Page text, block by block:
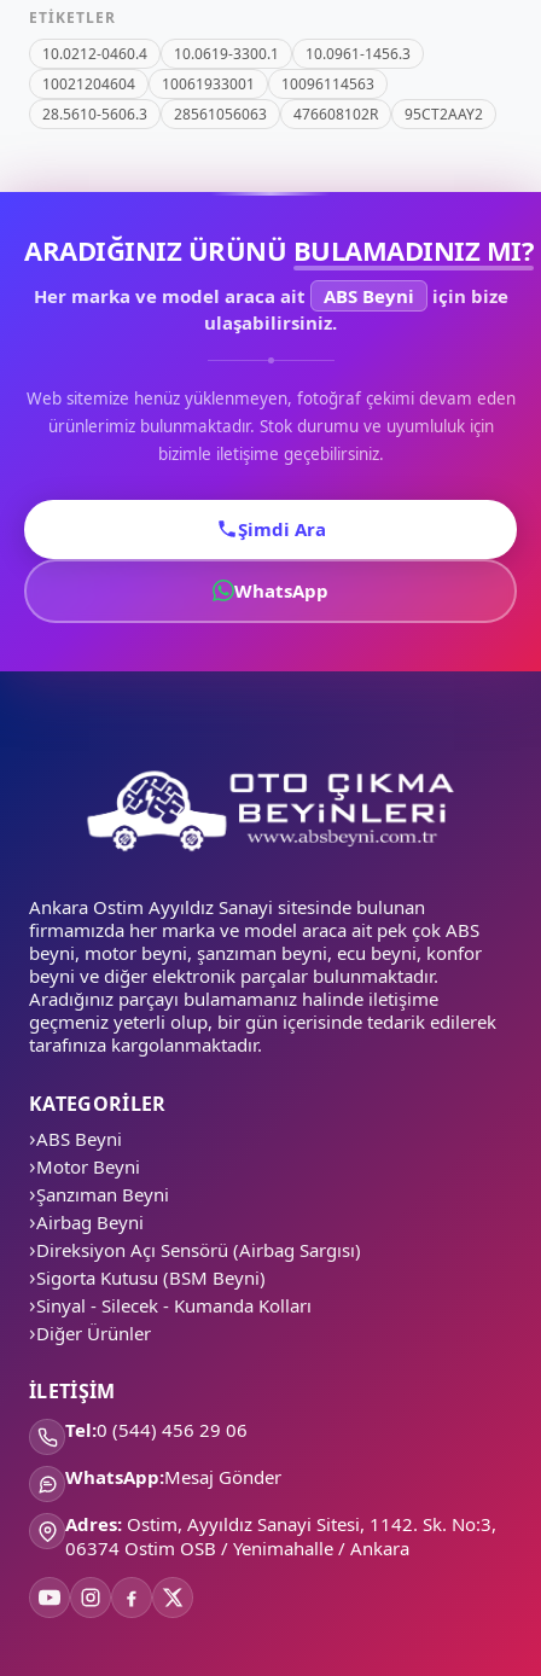
ETIKETLER
10.0212-0460.4
10.0619-3300.1
10.0961-1456.3
10021204604
10061933001
10096114563
28.5610-5606.3
28561056063 476608102R 95CT2AAY2
ARADIĞINIZ ÜRÜNÜ BULAMADINIZ MI?
Her marka ve model araca ait ABS Beyni
için bize
ulaşabilirsiniz.
Web sitemize henüz yüklenmeyen, fotoğraf çekimi devam eden
ürünlerimiz bulunmaktadır. Stok durumu ve uyumluluk için
bizimle iletişime geçebilirsiniz.
Şimdi Ara
WhatsApp
Ankara Ostim Ayyıldız Sanayi sitesinde bulunan
firmamızda her marka ve model araca ait pek çok ABS
beyni, motor beyni, şanzıman beyni, ecu beyni, konfor
beyni ve diğer elektronik parçalar bulunmaktadır.
Aradığınız parçayı bulamamanız halinde iletişime
geçmeniz yeterli olup, bir gün içerisinde tedarik edilerek
tarafınıza kargolanmaktadır.
KATEGORİLER
ABS Beyni
Motor Beyni
Şanzıman Beyni
Airbag Beyni
Direksiyon Açı Sensörü (Airbag Sargısı)
Sigorta Kutusu (BSM Beyni)
Sinyal - Silecek - Kumanda Kolları
Diğer Ürünler
İLETİŞİM
Tel:0 (544) 456 29 06
WhatsApp:Mesaj Gönder
Adres: Ostim, Ayyıldız Sanayi Sitesi, 1142. Sk. No:3,
06374 Ostim OSB / Yenimahalle / Ankara